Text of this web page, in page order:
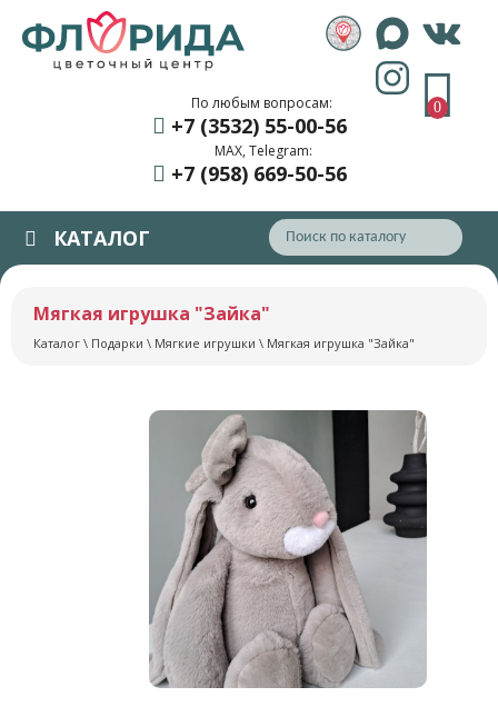
По любым вопросам:
+7 (3532) 55-00-56
MAX, Telegram:
+7 (958) 669-50-56
0
КАТАЛОГ
Мягкая игрушка "Зайка"
Каталог \ Подарки \ Мягкие игрушки \ Мягкая игрушка "Зайка"